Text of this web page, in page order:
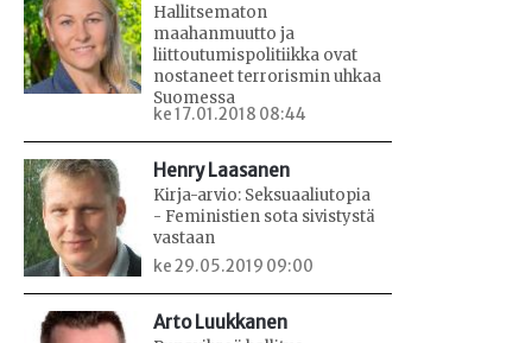
Hallitsematon
maahanmuutto ja
liittoutumispolitiikka ovat
nostaneet terrorismin uhkaa
Suomessa
ke 17.01.2018 08:44
Henry Laasanen
Kirja-arvio: Seksuaaliutopia
- Feministien sota sivistystä
vastaan
ke 29.05.2019 09:00
Arto Luukkanen